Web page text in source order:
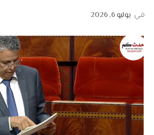
في يوليو 6, 2026